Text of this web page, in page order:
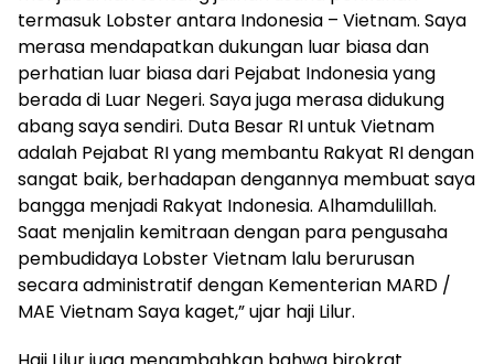
termasuk Lobster antara Indonesia – Vietnam. Saya
merasa mendapatkan dukungan luar biasa dan
perhatian luar biasa dari Pejabat Indonesia yang
berada di Luar Negeri. Saya juga merasa didukung
abang saya sendiri. Duta Besar RI untuk Vietnam
adalah Pejabat RI yang membantu Rakyat RI dengan
sangat baik, berhadapan dengannya membuat saya
bangga menjadi Rakyat Indonesia. Alhamdulillah.
Saat menjalin kemitraan dengan para pengusaha
pembudidaya Lobster Vietnam lalu berurusan
secara administratif dengan Kementerian MARD /
MAE Vietnam Saya kaget,” ujar haji Lilur.